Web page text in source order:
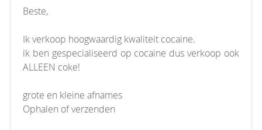
Beste,
Ik verkoop hoogwaardig kwaliteit cocaine.
ik ben gespecialiseerd op cocaine dus verkoop ook
ALLEEN coke!
grote en kleine afnames
Ophalen of verzenden